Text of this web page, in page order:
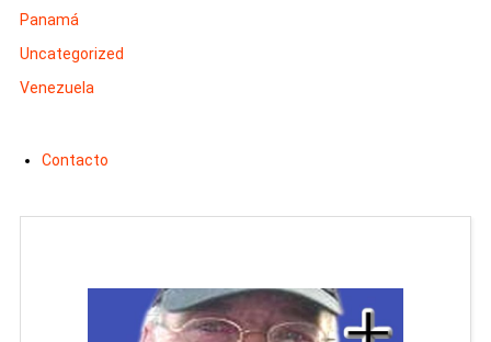
Panamá
Uncategorized
Venezuela
Contacto